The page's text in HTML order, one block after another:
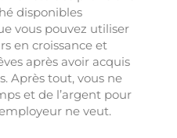
disponibles
vous pouvez utiliser
en croissance et
après avoir acquis
Après tout, vous ne
et de l’argent pour
ne veut.